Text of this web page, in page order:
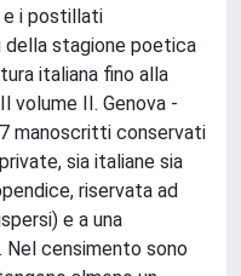
e i postillati
della stagione poetica
italiana fino alla
volume II. Genova -
manoscritti conservati
sia italiane sia
riservata ad
e a una
censimento sono